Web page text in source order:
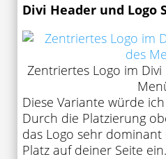
Divi Header und Logo
Zentriertes Logo im
Diese Variante würde
Durch die Platzierung
das Logo sehr
Platz auf deiner Seite ein.